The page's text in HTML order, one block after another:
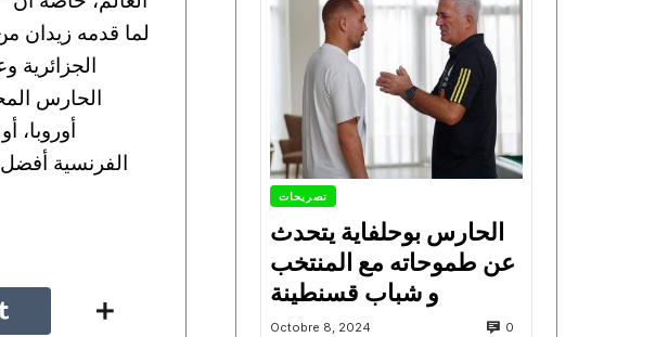
لما قدمه زيدان
الحارس
أوروبا،
الفرنسية
تصريحات
الحارس بوحلفاية يتحدث
عن طموحاته مع المنتخب
و شباب قسنطينة
Octobre 8, 2024 0